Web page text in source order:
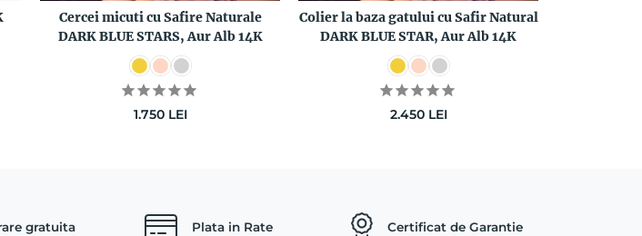
Cercei micuti cu Safire Naturale
DARK BLUE STARS, Aur Alb 14K
1.750 LEI
Colier la baza gatului cu Safir Natural
DARK BLUE STAR, Aur Alb 14K
2.450 LEI
gratuita Plata in Rate Certificat de Garantie